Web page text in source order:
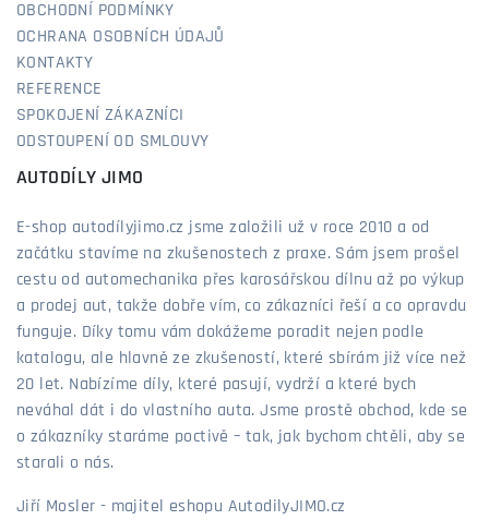
OBCHODNÍ PODMÍNKY
OCHRANA OSOBNÍCH ÚDAJŮ
KONTAKTY
REFERENCE
SPOKOJENÍ ZÁKAZNÍCI
ODSTOUPENÍ OD SMLOUVY
AUTODÍLY JIMO
E-shop autodílyjimo.cz jsme založili už v roce 2010 a od
začátku stavíme na zkušenostech z praxe. Sám jsem prošel
cestu od automechanika přes karosářskou dílnu až po výkup
a prodej aut, takže dobře vím, co zákazníci řeší a co opravdu
funguje. Díky tomu vám dokážeme poradit nejen podle
katalogu, ale hlavně ze zkušeností, které sbírám již více než
20 let. Nabízíme díly, které pasují, vydrží a které bych
neváhal dát i do vlastního auta. Jsme prostě obchod, kde se
o zákazníky staráme poctivě – tak, jak bychom chtěli, aby se
starali o nás.
Jiří Mosler - majitel eshopu AutodilyJIMO.cz